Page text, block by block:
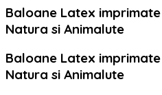
Baloane Latex
Natura si Animalute
Baloane Latex
Natura si Animalute